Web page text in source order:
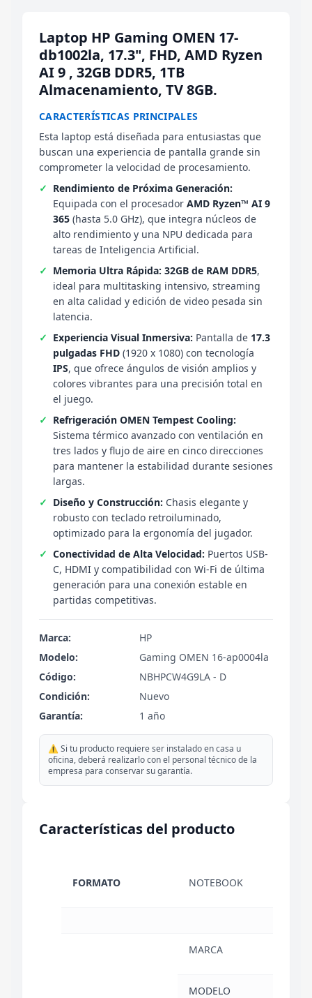
Laptop HP Gaming OMEN 17-
db1002la, 17.3", FHD, AMD Ryzen
AI 9 , 32GB DDR5, 1TB
Almacenamiento, TV 8GB.
CARACTERÍSTICAS PRINCIPALES
Esta laptop está diseñada para entusiastas que
buscan una experiencia de pantalla grande sin
comprometer la velocidad de procesamiento.
Rendimiento de Próxima Generación:
Equipada con el procesador AMD Ryzen™ AI 9
365 (hasta 5.0 GHz), que integra núcleos de
alto rendimiento y una NPU dedicada para
tareas de Inteligencia Artificial.
Memoria Ultra Rápida: 32GB de RAM DDR5,
ideal para multitasking intensivo, streaming
en alta calidad y edición de video pesada sin
latencia.
Experiencia Visual Inmersiva: Pantalla de 17.3
pulgadas FHD (1920 x 1080) con tecnología
IPS, que ofrece ángulos de visión amplios y
colores vibrantes para una precisión total en
el juego.
Refrigeración OMEN Tempest Cooling:
Sistema térmico avanzado con ventilación en
tres lados y flujo de aire en cinco direcciones
para mantener la estabilidad durante sesiones
largas.
Diseño y Construcción: Chasis elegante y
robusto con teclado retroiluminado,
optimizado para la ergonomía del jugador.
Conectividad de Alta Velocidad: Puertos USB-
C, HDMI y compatibilidad con Wi-Fi de última
generación para una conexión estable en
partidas competitivas.
Marca:
HP
Modelo:
Gaming OMEN 16-ap0004la
Código:
NBHPCW4G9LA - D
Condición:
Nuevo
Garantía:
1 año
⚠️ Si tu producto requiere ser instalado en casa u
oficina, deberá realizarlo con el personal técnico de la
empresa para conservar su garantía.
Características del producto
FORMATO NOTEBOOK
MARCA
MODELO